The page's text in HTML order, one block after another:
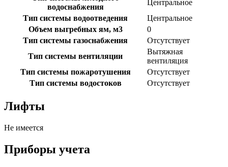
водоснабжения
Центральное
Тип системы водоотведения
Центральное
Объем выгребных ям, м3
0
Тип системы газоснабжения
Отсутствует
Тип системы вентиляции
Вытяжная
вентиляция
Тип системы пожаротушения
Отсутствует
Тип системы водостоков
Отсутствует
Лифты
Не имеется
Приборы учета